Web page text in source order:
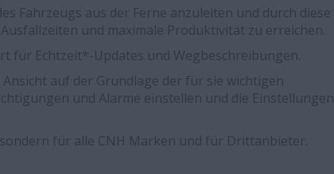
Fahrzeugs aus der Ferne anzuleiten und durch diese
und maximale Produktivität zu erreichen.
für Echtzeit*-Updates und Wegbeschreibungen.
auf der Grundlage der für sie wichtigen
und Alarme einstellen und die Einstellungen
für alle CNH Marken und für Drittanbieter.